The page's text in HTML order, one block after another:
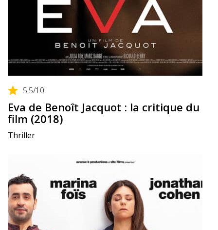
5.5/10
Eva de Benoît Jacquot : la critique du
film (2018)
Thriller